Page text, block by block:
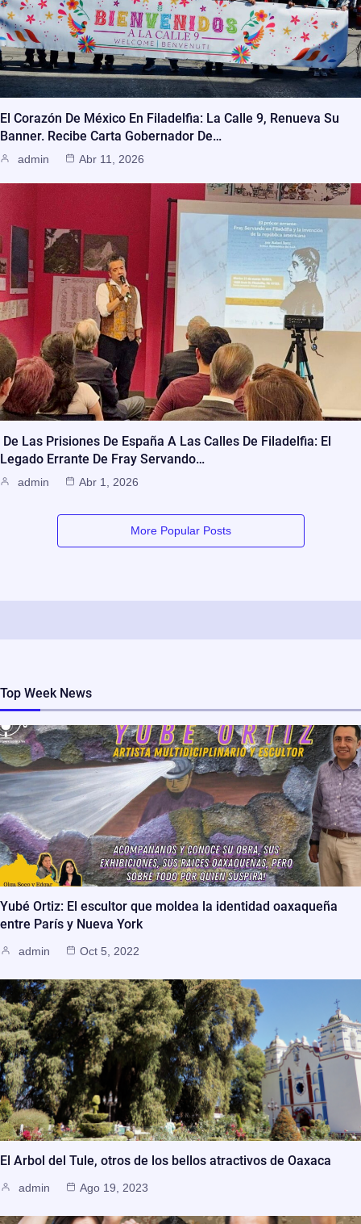
El Corazón De México En Filadelfia: La Calle 9, Renueva Su
Banner. Recibe Carta Gobernador De…
admin Abr 11, 2026
De Las Prisiones De España A Las Calles De Filadelfia: El
Legado Errante De Fray Servando…
admin Abr 1, 2026
More Popular Posts
Top Week News
Yubé Ortiz: El escultor que moldea la identidad oaxaqueña
entre París y Nueva York
admin Oct 5, 2022
El Arbol del Tule, otros de los bellos atractivos de Oaxaca
admin Ago 19, 2023